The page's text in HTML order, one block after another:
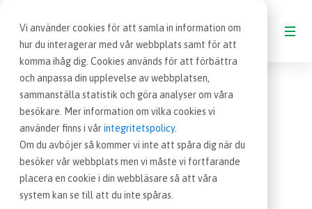
Vi använder cookies för att samla in information om
hur du interagerar med vår webbplats samt för att
komma ihåg dig. Cookies används för att förbättra
och anpassa din upplevelse av webbplatsen,
sammanställa statistik och göra analyser om våra
besökare. Mer information om vilka cookies vi
använder finns i vårintegritetspolicy.
Om du avböjer så kommer vi inte att spåra dig när du
besöker vår webbplats men vi måste vi fortfarande
placera en cookie i din webbläsare så att våra
system kan se till att du inte spåras.
BLOGG
VAD ÄR INKÖP
OM EFFSO TOOLS
litteratur Sida 3